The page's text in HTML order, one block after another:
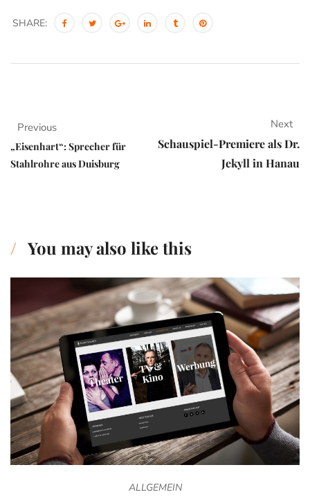
SHARE:
Previous
„Eisenhart“: Sprecher für
Stahlrohre aus Duisburg
Next
Schauspiel-Premiere als Dr.
Jekyll in Hanau
You may also like this
ALLGEMEIN